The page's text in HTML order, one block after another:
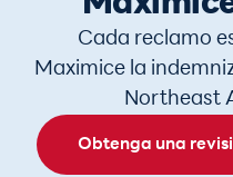
Cada reclamo
Maximice la
Northeast
Obtenga una